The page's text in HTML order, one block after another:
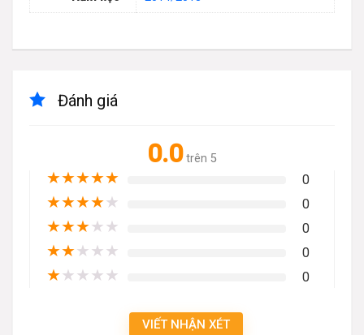
Đánh giá
0.0 trên 5
★★★★★ 0
★★★★★ 0
★★★★★ 0
★★★★★ 0
★★★★★ 0
VIẾT NHẬN XÉT